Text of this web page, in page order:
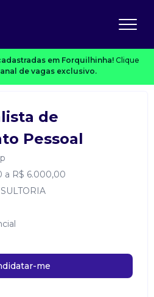
em Forquilhinha! Clique
de vagas exclusivo.
de
Pessoal
a R$ 6.000,00
me